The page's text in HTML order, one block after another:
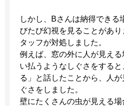
しかし、Bさんは納得できる
びたび幻視を見ることがあ
タッフが対処しました。
例えば、窓の外に人が見え
い払うようなしぐさをすると
る」と話したことから、人
ぐさをしました。
壁にたくさんの虫が見える